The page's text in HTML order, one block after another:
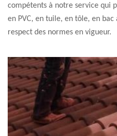
compétents à notre service qui
en PVC, en tuile, en tôle, en
respect des normes en vigueur.